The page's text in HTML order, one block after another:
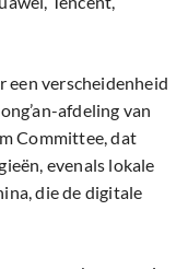
een verscheidenheid
afdeling van
Committee, dat
evenals lokale
die de digitale